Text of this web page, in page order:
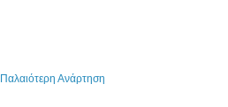
Παλαιότερη Ανάρτηση